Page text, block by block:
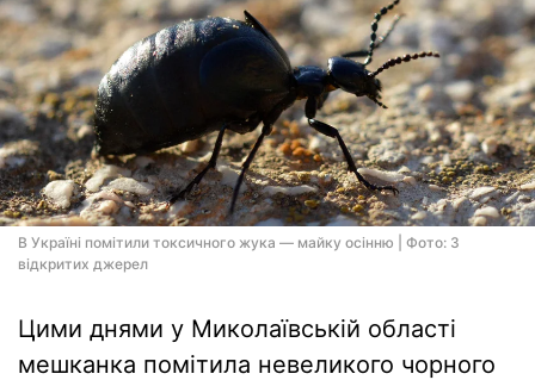
В Україні помітили токсичного жука — майку осінню | Фото: З
відкритих джерел
Цими днями у Миколаївській області
мешканка помітила невеликого чорного